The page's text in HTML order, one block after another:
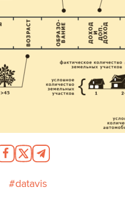
datavis